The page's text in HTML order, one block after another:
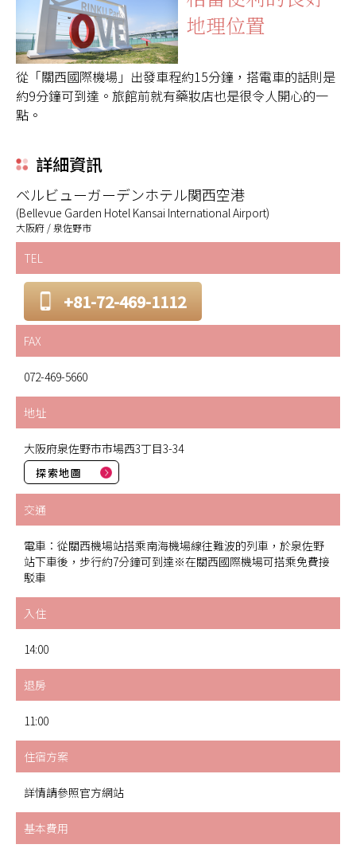
地理位置
從「關西國際機場」出發車程約15分鐘，搭電車的話則是
約9分鐘可到達。旅館前就有藥妝店也是很令人開心的一
點。
詳細資訊
ベルビューガーデンホテル関西空港
(Bellevue Garden Hotel Kansai International Airport)
大阪府 / 泉佐野市
TEL
+81-72-469-1112
FAX
072-469-5660
地址
大阪府泉佐野市市場西3丁目3-34
探索地圖
交通
電車：從關西機場站搭乘南海機場線往難波的列車，於泉佐野
站下車後，步行約7分鐘可到達※在關西國際機場可搭乘免費接
駁車
入住
14:00
退房
11:00
住宿方案
詳情請參照官方網站
基本費用